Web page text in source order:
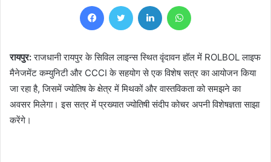
FacebookTwitter LinkedIn
रायपुर:राजधानी रायपुर के सिविल लाइन्स स्थित वृंदावन हॉल में ROLBOL लाइफ
मैनेजमेंट कम्युनिटी और CCCI के सहयोग से एक विशेष सत्र का आयोजन किया
जा रहा है, जिसमें ज्योतिष के क्षेत्र में मिथकों और वास्तविकता को समझने का
अवसर मिलेगा। इस सत्र में प्रख्यात ज्योतिषी संदीप कोचर अपनी विशेषज्ञता साझा
करेंगे।